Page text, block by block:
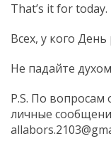
That’s it for today.
Всех, у кого
Не падайте
P.S. По
личные